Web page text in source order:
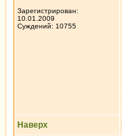
Зарегистрирован:
10.01.2009
Суждений: 10755
Наверх